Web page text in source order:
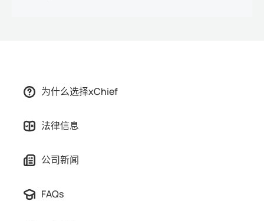
联盟计划
为什么选择xChief
法律信息
公司新闻
FAQs